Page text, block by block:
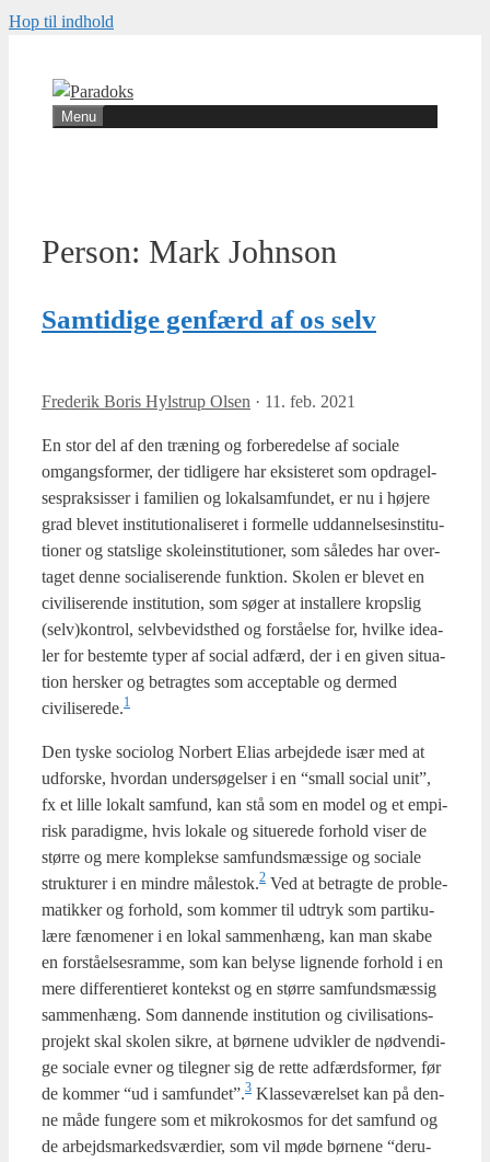
Hop til indhold
Menu
Person: Mark Johnson
Samtidige genfærd af os selv
Frederik Boris Hylstrup Olsen · 11. feb. 2021
En stor del af den træ­ning og for­be­re­del­se af soci­a­le
omgangs­for­mer, der tid­li­ge­re har eksi­ste­ret som opdra­gel­
ses­prak­sis­ser i fami­li­en og lokal­sam­fun­det, er nu i høje­re
grad ble­vet insti­tu­tio­na­li­se­ret i for­mel­le uddan­nel­ses­in­sti­tu­
tio­ner og stats­li­ge sko­le­in­sti­tu­tio­ner, som såle­des har over­
ta­get den­ne soci­a­li­se­ren­de funk­tion. Sko­len er ble­vet en
civi­li­se­ren­de insti­tu­tion, som søger at instal­le­re krops­lig
(selv)kontrol, selv­be­vidst­hed og for­stå­el­se for, hvil­ke ide­a­
ler for bestem­te typer af soci­al adfærd, der i en given situ­a­
tion her­sker og betrag­tes som accep­tab­le og der­med
civiliserede.1
Den tyske socio­log Nor­bert Eli­as arbej­de­de især med at
udfor­ske, hvor­dan under­sø­gel­ser i en “small soci­al unit”,
fx et lil­le lokalt sam­fund, kan stå som en model og et empi­
risk para­dig­me, hvis loka­le og situ­e­re­de for­hold viser de
stør­re og mere kom­plek­se sam­funds­mæs­si­ge og soci­a­le
struk­tu­rer i en min­dre målestok.2 Ved at betrag­te de pro­ble­
ma­tik­ker og for­hold, som kom­mer til udtryk som par­ti­ku­
læ­re fæno­me­ner i en lokal sam­men­hæng, kan man ska­be
en for­stå­el­ses­ram­me, som kan bely­se lig­nen­de for­hold i en
mere dif­fe­ren­ti­e­ret kon­tekst og en stør­re sam­funds­mæs­sig
sam­men­hæng. Som dan­nen­de insti­tu­tion og civi­li­sa­tions­
pro­jekt skal sko­len sik­re, at bør­ne­ne udvik­ler de nød­ven­di­
ge soci­a­le evner og til­eg­ner sig de ret­te adfærds­for­mer, før
de kom­mer “ud i samfundet”.3 Klas­se­væ­rel­set kan på den­
ne måde fun­ge­re som et mikrokos­mos for det sam­fund og
de arbejds­mar­keds­vær­di­er, som vil møde bør­ne­ne “der­u­